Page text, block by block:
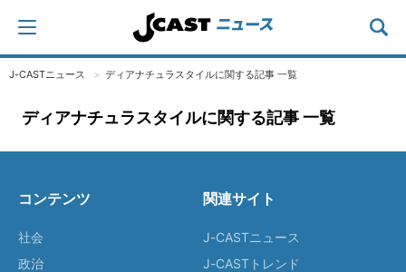
J-CASTニュース ディアナチュラスタイルに関する記事 一覧
ディアナチュラスタイルに関する記事 一覧
コンテンツ
社会
政治
関連サイト
J-CASTニュース
J-CASTトレンド